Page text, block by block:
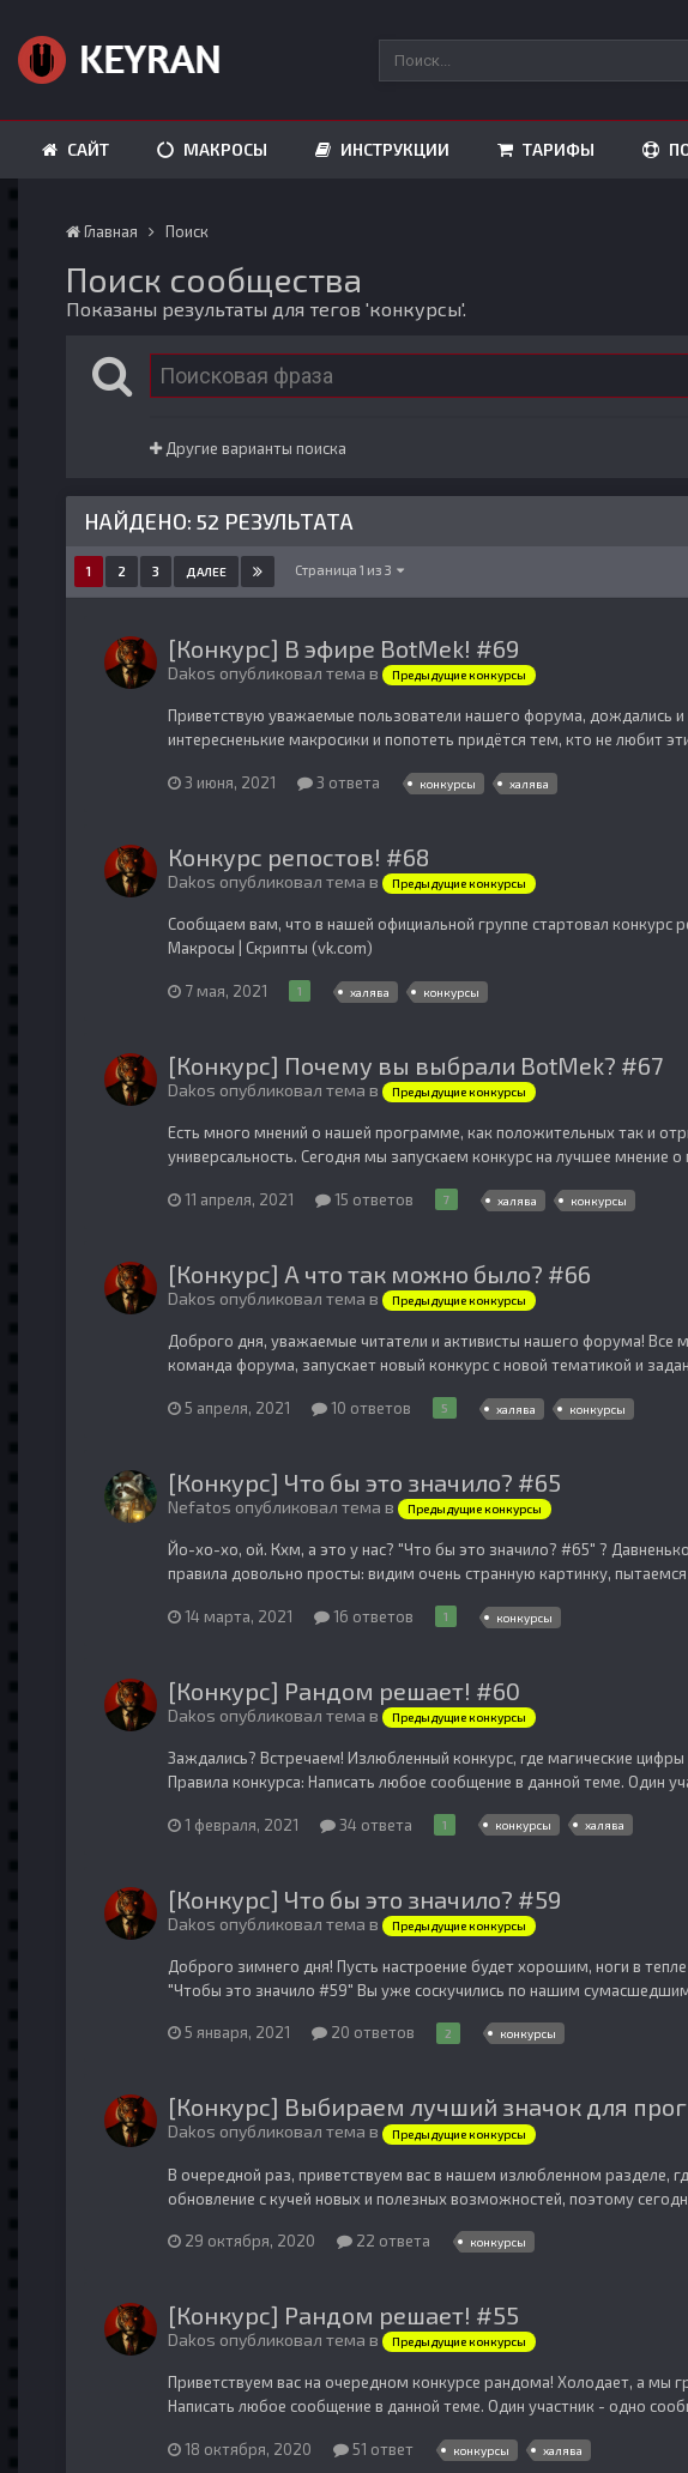
САЙТ МАКРОСЫ ИНСТРУКЦИИ ТАРИФЫ
Главная Поиск
Поиск сообщества
Показаны результаты для тегов 'конкурсы'.
Другие варианты поиска
НАЙДЕНО: 52 РЕЗУЛЬТАТА
1 2 3 ДАЛЕЕ Страница 1 из 3
[Конкурс] В эфире BotMek! #69
Dakos опубликовал тема в Предыдущие конкурсы
Приветствую уважаемые пользователи нашего форума, дождались и
интересненькие макросики и попотеть придётся тем, кто не любит
3 июня, 2021 3 ответа конкурсы халява
Конкурс репостов! #68
Dakos опубликовал тема в Предыдущие конкурсы
Сообщаем вам, что в нашей официальной группе стартовал конкурс
Макросы | Скрипты (vk.com)
7 мая, 2021 1 халява конкурсы
[Конкурс] Почему вы выбрали BotMek? #67
Dakos опубликовал тема в Предыдущие конкурсы
Есть много мнений о нашей программе, как положительных так и
универсальность. Сегодня мы запускаем конкурс на лучшее
11 апреля, 2021 15 ответов 7 халява конкурсы
[Конкурс] А что так можно было? #66
Dakos опубликовал тема в Предыдущие конкурсы
Доброго дня, уважаемые читатели и активисты нашего форума!
команда форума, запускает новый конкурс с новой тематикой и
5 апреля, 2021 10 ответов 5 халява конкурсы
[Конкурс] Что бы это значило? #65
Nefatos опубликовал тема в Предыдущие конкурсы
Йо-хо-хо, ой. Кхм, а это у нас? "Что бы это значило? #65" ?
правила довольно просты: видим очень странную картинку,
14 марта, 2021 16 ответов 1 конкурсы
[Конкурс] Рандом решает! #60
Dakos опубликовал тема в Предыдущие конкурсы
Заждались? Встречаем! Излюбленный конкурс, где магические
Правила конкурса: Написать любое сообщение в данной теме. Один
1 февраля, 2021 34 ответа 1 конкурсы халява
[Конкурс] Что бы это значило? #59
Dakos опубликовал тема в Предыдущие конкурсы
Доброго зимнего дня! Пусть настроение будет хорошим, ноги в
"Чтобы это значило #59" Вы уже соскучились по нашим
5 января, 2021 20 ответов 2 конкурсы
[Конкурс] Выбираем лучший значок для
Dakos опубликовал тема в Предыдущие конкурсы
В очередной раз, приветствуем вас в нашем излюбленном разделе,
обновление с кучей новых и полезных возможностей, поэтому
29 октября, 2020 22 ответа конкурсы
[Конкурс] Рандом решает! #55
Dakos опубликовал тема в Предыдущие конкурсы
Приветствуем вас на очередном конкурсе рандома! Холодает, а мы
Написать любое сообщение в данной теме. Один участник - одно
18 октября, 2020 51 ответ конкурсы халява